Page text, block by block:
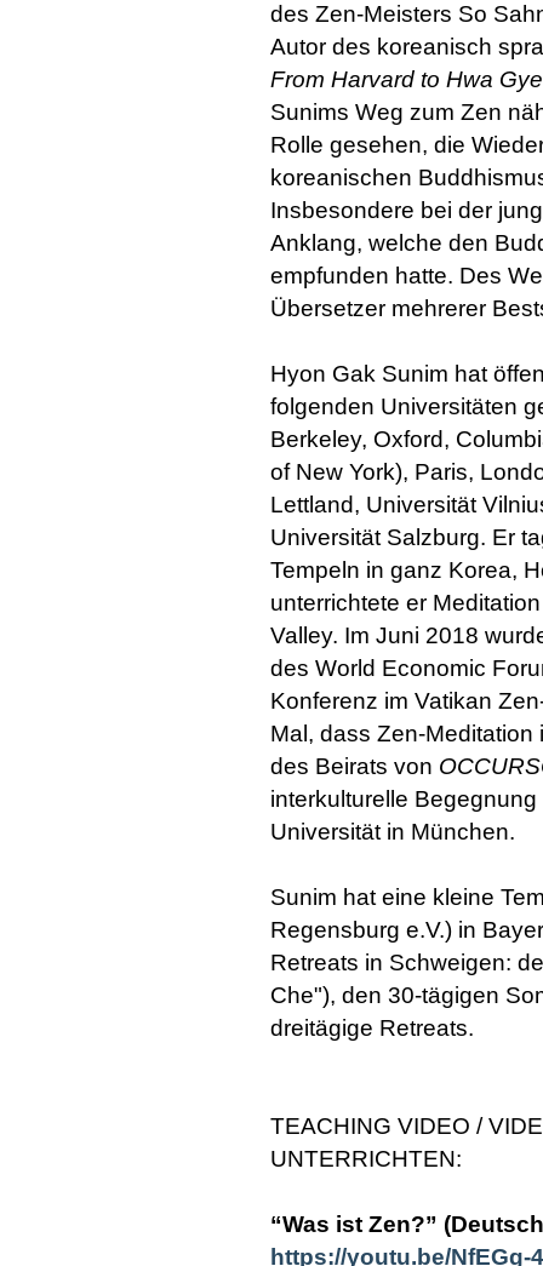
des Zen-Meisters So
Autor des koreanisch
From Harvard to Hwa
Sunims Weg zum Zen
Rolle gesehen, die
koreanischen
Insbesondere bei der
Anklang, welche den
empfunden hatte. Des
Übersetzer mehrerer
Hyon Gak Sunim hat
folgenden Universitäten
Berkeley, Oxford,
of New York), Paris,
Lettland, Universität
Universität Salzburg. Er
Tempeln in ganz Korea,
unterrichtete er
Valley. Im Juni 2018
des World Economic
Konferenz im Vatikan
Mal, dass Zen-Meditation
des Beirats von
interkulturelle Begegnung
Universität in München.
Sunim hat eine kleine
Regensburg e.V.) in
Retreats in Schweigen:
Che"), den 30-tägigen
dreitägige Retreats.
TEACHING VIDEO /
UNTERRICHTEN:
“Was ist Zen?”
https://youtu.be/NfEGg-